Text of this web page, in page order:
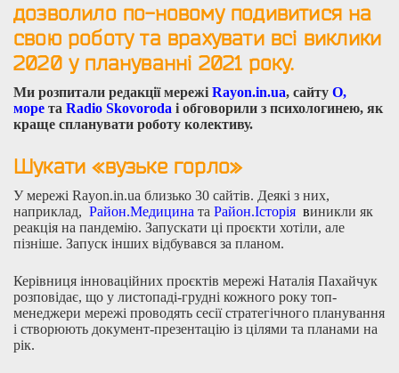
дозволило по-новому подивитися на
свою роботу та врахувати всі виклики
2020 у плануванні 2021 року.
Ми розпитали редакції мережі Rayon.in.ua, сайту О,
море та Radio Skovoroda і обговорили з психологинею, як
краще спланувати роботу колективу.
Шукати «вузьке горло»
У мережі Rayon.in.ua близько 30 сайтів. Деякі з них,
наприклад, Район.Медицина та Район.Історія виникли як
реакція на пандемію. Запускати ці проєкти хотіли, але
пізніше. Запуск інших відбувався за планом.
Керівниця інноваційних проєктів мережі Наталія Пахайчук
розповідає, що у листопаді-грудні кожного року топ-
менеджери мережі проводять сесії стратегічного планування
і створюють документ-презентацію із цілями та планами на
рік.